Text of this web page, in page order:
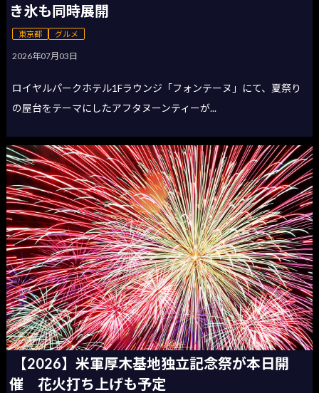
き氷も同時展開
東京都 グルメ
2026年07月03日
ロイヤルパークホテル1Fラウンジ「フォンテーヌ」にて、夏祭り
の屋台をテーマにしたアフタヌーンティーが...
【2026】米軍厚木基地独立記念祭が本日開
催 花火打ち上げも予定